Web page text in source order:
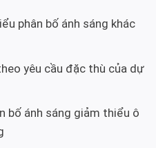
phân bố ánh sáng khác
yêu cầu đặc thù của dự
bố ánh sáng giảm thiểu ô